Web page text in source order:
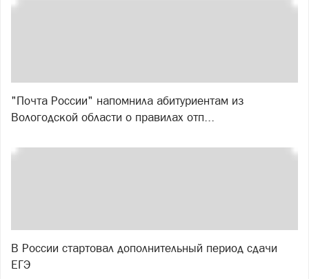
"Почта России" напомнила абитуриентам из
Вологодской области о правилах отп...
В России стартовал дополнительный период сдачи
ЕГЭ